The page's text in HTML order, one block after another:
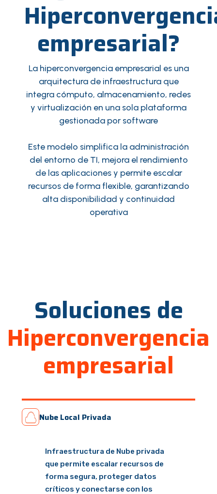
empresarial?
La hiperconvergencia empresarial es una
arquitectura de infraestructura que
integra cómputo, almacenamiento, redes
y virtualización en una sola plataforma
gestionada por software
Este modelo simplifica la administración
del entorno de TI, mejora el rendimiento
de las aplicaciones y permite escalar
recursos de forma flexible, garantizando
alta disponibilidad y continuidad
operativa
Soluciones de
Hiperconvergencia
empresarial
Nube Local Privada
Infraestructura de Nube privada
que permite escalar recursos de
forma segura, proteger datos
críticos y conectarse con los